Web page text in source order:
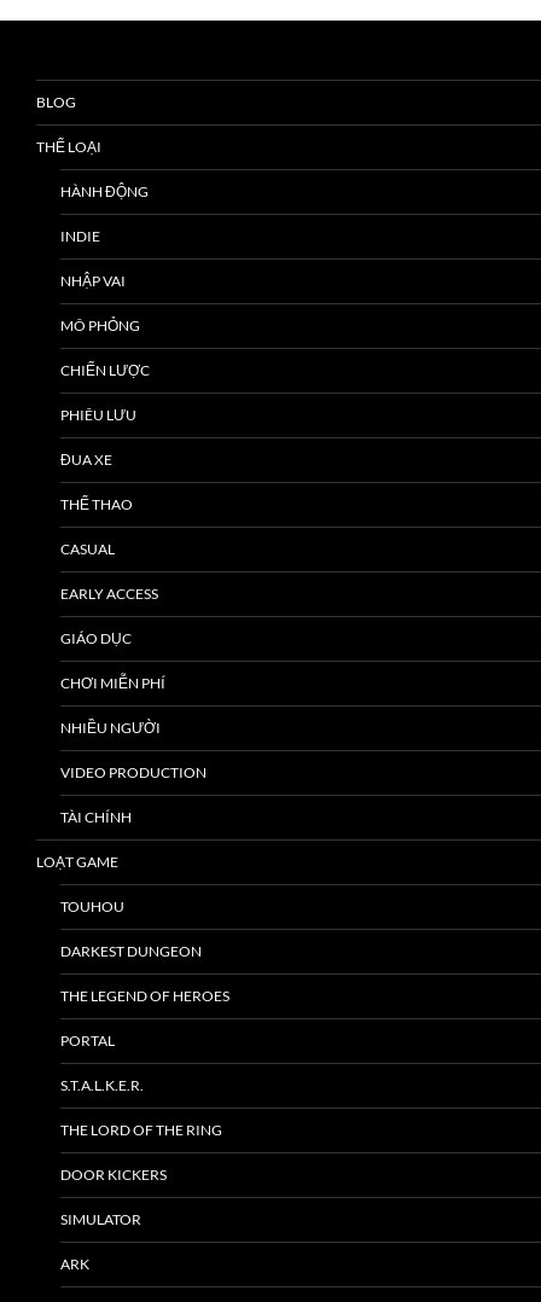
BLOG
THỂ LOẠI
HÀNH ĐỘNG
INDIE
NHẬP VAI
MÔ PHỎNG
CHIẾN LƯỢC
PHIÊU LƯU
ĐUA XE
THỂ THAO
CASUAL
EARLY ACCESS
GIÁO DỤC
CHƠI MIỄN PHÍ
NHIỀU NGƯỜI
VIDEO PRODUCTION
TÀI CHÍNH
LOẠT GAME
TOUHOU
DARKEST DUNGEON
THE LEGEND OF HEROES
PORTAL
S.T.A.L.K.E.R.
THE LORD OF THE RING
DOOR KICKERS
SIMULATOR
ARK